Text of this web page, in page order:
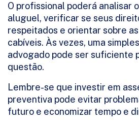
O profissional poderá analisar
aluguel, verificar se seus
respeitados e orientar sobre
cabíveis. Às vezes, uma
advogado pode ser suficiente
questão.
Lembre-se que investir em
preventiva pode evitar
futuro e economizar tempo e